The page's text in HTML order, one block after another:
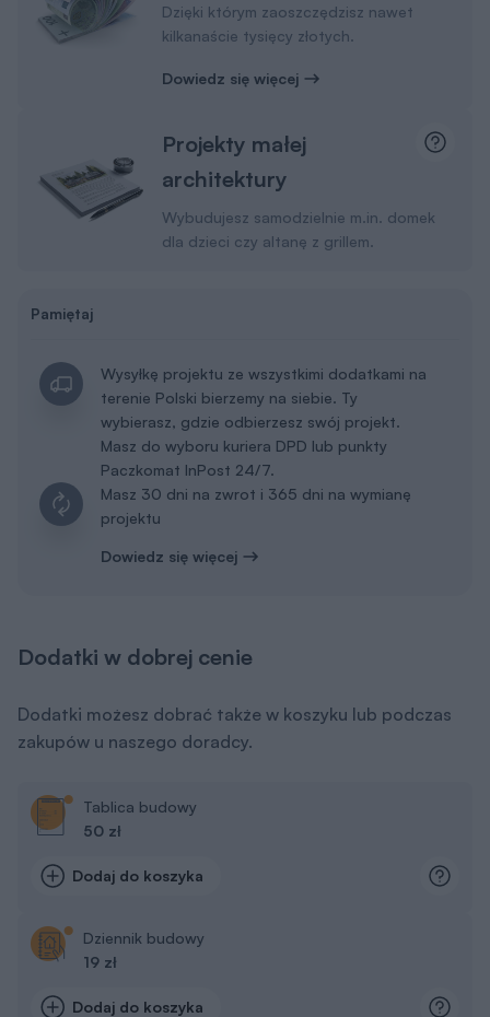
Dzięki którym zaoszczędzisz nawet
kilkanaście tysięcy złotych.
Dowiedz się więcej
Projekty małej
architektury
Wybudujesz samodzielnie m.in. domek
dla dzieci czy altanę z grillem.
Pamiętaj
Wysyłkę projektu ze wszystkimi dodatkami na
terenie Polski bierzemy na siebie. Ty
wybierasz, gdzie odbierzesz swój projekt.
Masz do wyboru kuriera DPD lub punkty
Paczkomat InPost 24/7.
Masz 30 dni na zwrot i 365 dni na wymianę
projektu
Dowiedz się więcej
Dodatki w dobrej cenie
Dodatki możesz dobrać także w koszyku lub podczas
zakupów u naszego doradcy.
Tablica budowy
50 zł
Dodaj do koszyka
Dziennik budowy
19 zł
Dodaj do koszyka